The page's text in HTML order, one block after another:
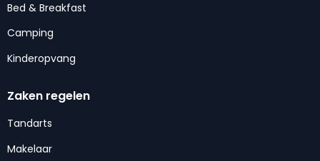
Bed & Breakfast
Camping
Kinderopvang
Zaken regelen
Tandarts
Makelaar